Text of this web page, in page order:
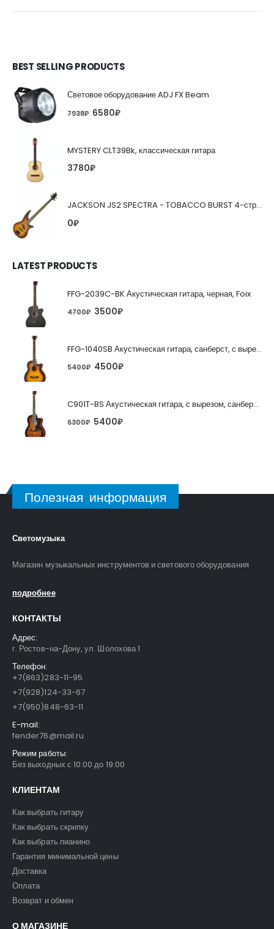
BEST SELLING PRODUCTS
Световое оборудование ADJ FX Beam
7938₽ 6580₽
MYSTERY CLT39Bk, классическая гитара
3780₽
JACKSON JS2 SPECTRA - TOBACCO BURST 4-струнная бас-гитара
0₽
LATEST PRODUCTS
FFG-2039C-BK Акустическая гитара, черная, Foix
4700₽ 3500₽
FFG-1040SB Акустическая гитара, санберст, с вырезом, Foix
5400₽ 4500₽
C901T-BS Акустическая гитара, с вырезом, санберст, Caraya
6300₽ 5400₽
Полезная информация
Светомузыка
Магазин музыкальных инструментов и светового оборудования
подробнее
КОНТАКТЫ
Адрес:
г. Ростов-на-Дону, ул. Шолохова 1
Телефон:
+7(863)283-11-95
+7(928)124-33-67
+7(950)848-63-11
E-mail:
fender76@mail.ru
Режим работы:
Без выходных с 10:00 до 19:00
КЛИЕНТАМ
Как выбрать гитару
Как выбрать скрипку
Как выбрать пианино
Гарантия минимальной цены
Доставка
Оплата
Возврат и обмен
О МАГАЗИНЕ